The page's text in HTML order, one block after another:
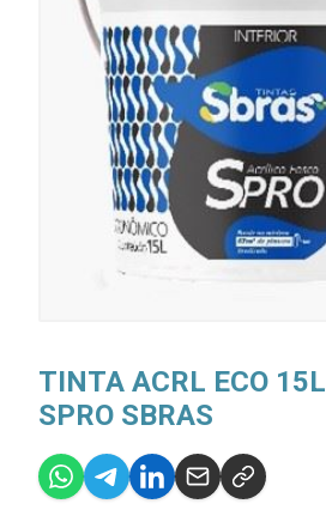
TINTA ACRL ECO
SPRO SBRAS